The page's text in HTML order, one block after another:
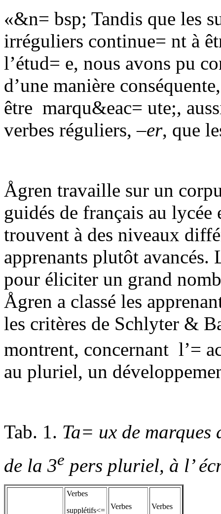
«&n= bsp; Tandis que les
irréguliers continue= nt à
l’étud= e, nous avons pu
d’une manière
être marqu&eac= ute;,
verbes réguliers,–er, que
Ågren travaille sur un
guidés de français au lycée
trouvent à des niveaux
apprenants plutôt avancés.
pour éliciter un grand
Ågren a classé les
les critères de Schlyter &
montrent, concernant l’=
au pluriel, un
Tab. 1. Ta= ux de marques
de la 3e pers pluriel, à l’
Verbes
supplétifs<= Verbes Verbes